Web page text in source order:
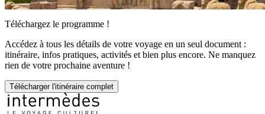
Téléchargez le programme !
Accédez à tous les détails de votre voyage en un seul document :
itinéraire, infos pratiques, activités et bien plus encore. Ne manquez
rien de votre prochaine aventure !
Télécharger l'itinéraire complet